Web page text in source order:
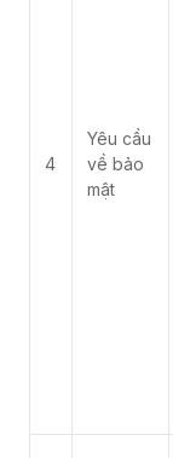
4
Yêu cầu
về bảo
mật